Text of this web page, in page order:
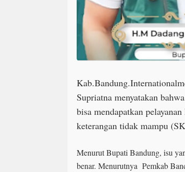
Supriatna menyatakan
bisa mendapatkan
keterangan tidak mampu
Menurut Bupati Bandung, isu
benar. Menurutnya Pemkab